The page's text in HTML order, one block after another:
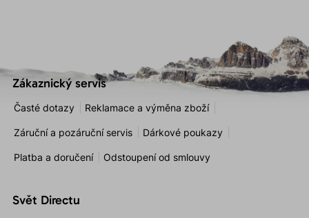
Zákaznický servis
Časté dotazy Reklamace a výměna zboží
Záruční a pozáruční servis Dárkové poukazy
Platba a doručení Odstoupení od smlouvy
Svět Directu